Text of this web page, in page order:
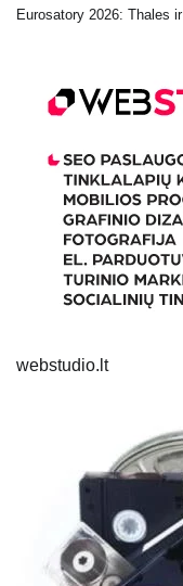
Eurosatory 2026: Thales
webstudio.lt